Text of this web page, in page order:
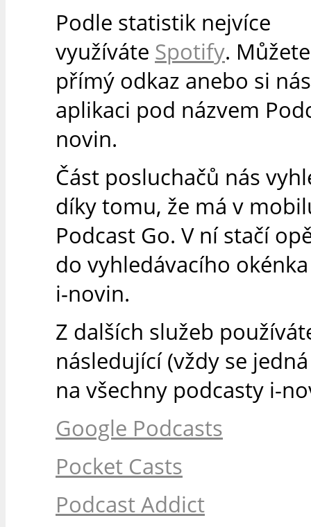
Podle statistik nejvíce
využíváte Spotify.
přímý odkaz anebo si
aplikaci pod názvem
novin.
Část posluchačů nás
díky tomu, že má v
Podcast Go. V ní stačí
do vyhledávacího
i-novin.
Z dalších služeb
následující (vždy se
na všechny podcasty i-
Google Podcasts
Pocket Casts
Podcast Addict